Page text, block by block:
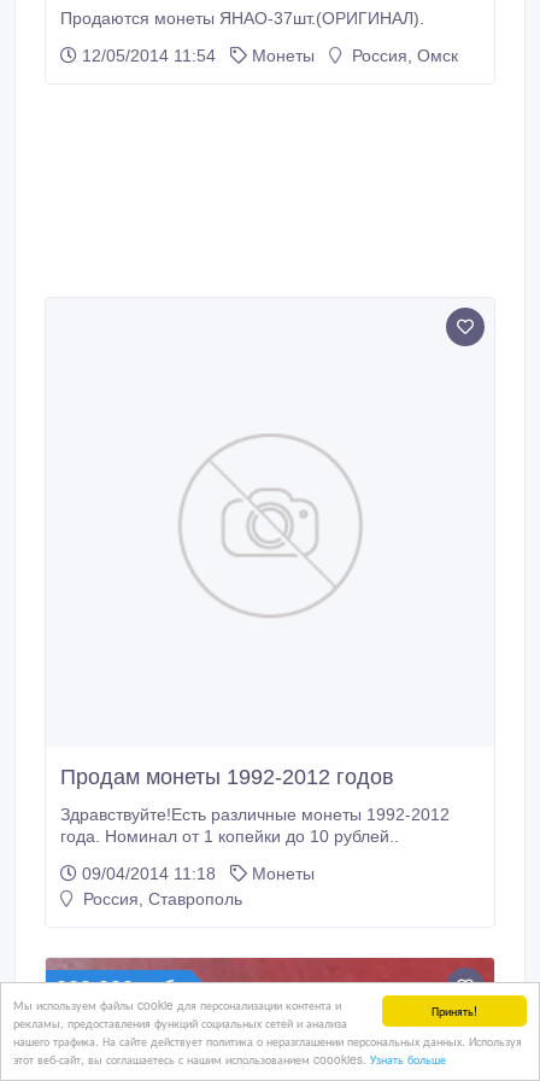
Принять!
Мы используем файлы cookie для персонализации контента и
рекламы, предоставления функций социальных сетей и анализа
нашего трафика. На сайте действует политика о неразглашении персональных данных. Используя
этот веб-сайт, вы соглашаетесь с нашим использованием coookies. Узнать больше
Продаются монеты ЯНАО-37шт.(ОРИГИНАЛ).
12/05/2014 11:54
Монеты Россия, Омск
Продам монеты 1992-2012 годов
Здравствуйте!Есть различные монеты 1992-2012
года. Номинал от 1 копейки до 10 рублей..
09/04/2014 11:18
Монеты
Россия, Ставрополь
220 000 руб.